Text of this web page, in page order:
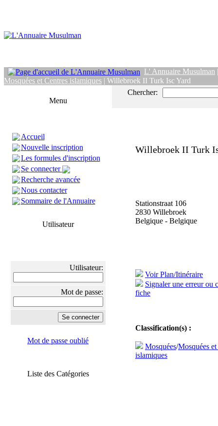
L' Annuaire Musulman
Mosquées et Centres islamiques | Willebroek II Turk Isc Yard
Menu
Accueil
Nouvelle inscription
Les formules d'inscription
Se connecter
Recherche avancée
Nous contacter
Sommaire de l'Annuaire
Utilisateur
Utilisateur:
Mot de passe:
Mot de passe oublié
Liste des Catégories
Chercher:
Willebroek II Turk
Stationstraat 106
2830 Willebroek
Belgique - Belgique
Voir Plan/Itinéraire
Signaler une erreur ou
fiche
Classification(s) :
Mosquées/Mosquées
islamiques